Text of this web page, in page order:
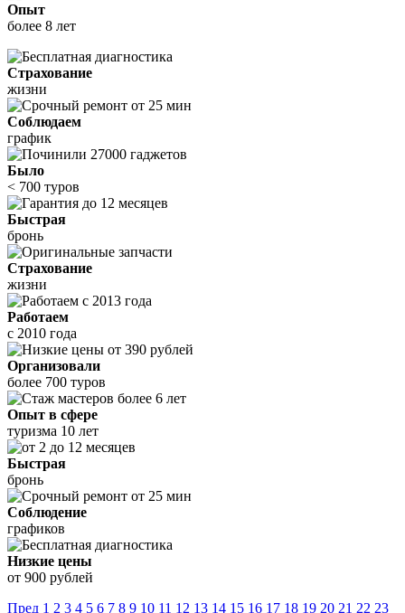
Опыт
более 8 лет
Страхование
жизни
Соблюдаем
график
Было
< 700 туров
Быстрая
бронь
Страхование
жизни
Работаем
с 2010 года
Организовали
более 700 туров
Опыт в сфере
туризма 10 лет
Быстрая
бронь
Соблюдение
графиков
Низкие цены
от 900 рублей
Пред 1 2 3 4 5 6 7 8 9 10 11 12 13 14 15 16 17 18 19 20 21 22 23